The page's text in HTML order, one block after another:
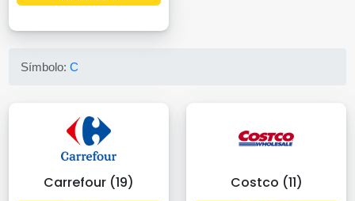
Símbolo:C
Carrefour (19) Costco (11)